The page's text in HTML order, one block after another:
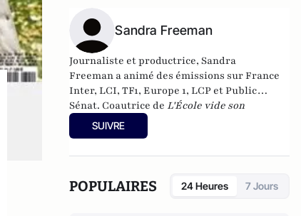
Sandra Freeman
Journaliste et productrice, Sandra
Freeman a animé des émissions sur France
Inter, LCI, TF1, Europe 1, LCP et Public
Sénat. Coautrice de L'École vide son
sac
(Éditions du Moment, 2009), elle est la
fondatrice du média internet MatriochK.
SUIVRE
POPULAIRES 24 Heures 7 Jours